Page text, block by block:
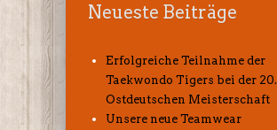
Neueste Beiträge
Erfolgreiche Teilnahme der
Taekwondo Tigers bei der 20.
Ostdeutschen Meisterschaft
Unsere neue Teamwear